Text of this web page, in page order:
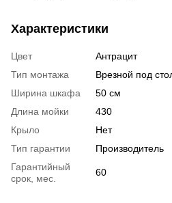
Характеристики
Цвет
Антрацит
Тип монтажа
Врезной под
Ширина шкафа
50 см
Длина мойки
430
Крыло
Нет
Тип гарантии
Производитель
Гарантийный
срок, мес.
60